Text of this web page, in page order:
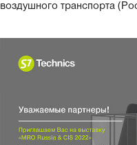
воздушного транспорта